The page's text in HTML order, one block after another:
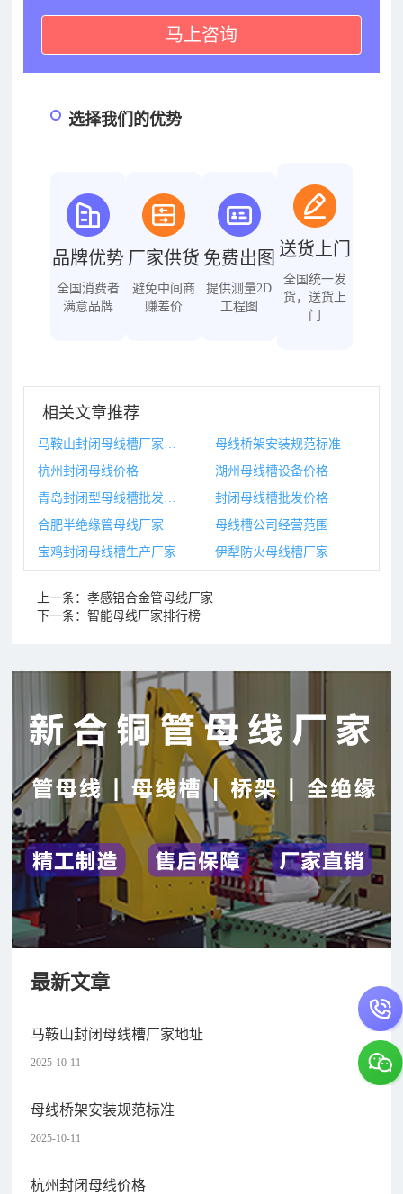
马上咨询
选择我们的优势
品牌优势
全国消费者
满意品牌
厂家供货
避免中间商
赚差价
免费出图
提供测量2D
工程图
送货上门
全国统一发
货，送货上
门
相关文章推荐
母线桥架安装规范标准
杭州封闭母线价格
湖州母线槽设备价格
封闭母线槽批发价格
合肥半绝缘管母线厂家
母线槽公司经营范围
宝鸡封闭母线槽生产厂家
伊犁防火母线槽厂家
上一条：孝感铝合金管母线厂家
下一条：智能母线厂家排行榜
最新文章
马鞍山封闭母线槽厂家地址
2025-10-11
母线桥架安装规范标准
2025-10-11
杭州封闭母线价格